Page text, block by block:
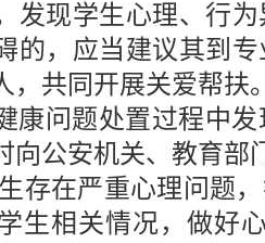
发现学生心理、行
的，应当建议其到
共同开展关爱帮扶。
康问题处置过程中
向公安机关、教育部
存在严重心理问题
生相关情况，做好